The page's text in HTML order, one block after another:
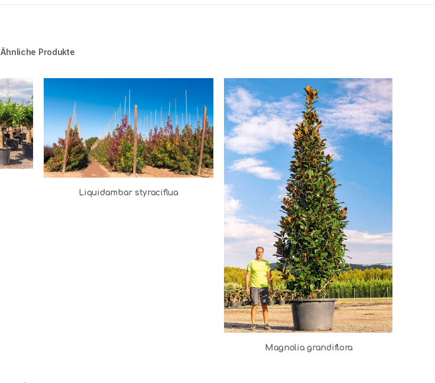
Ähnliche Produkte
Liquidambar styraciflua
Magnolia grandiflora